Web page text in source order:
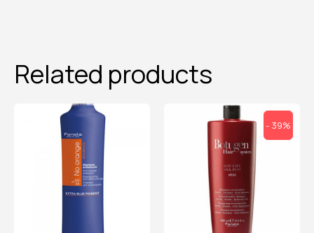
Related products
- 39%